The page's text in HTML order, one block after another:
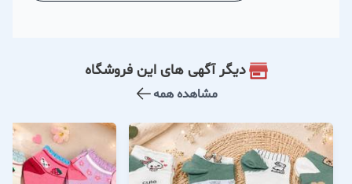
دیگر آگهی های این فروشگاه
مشاهده همه